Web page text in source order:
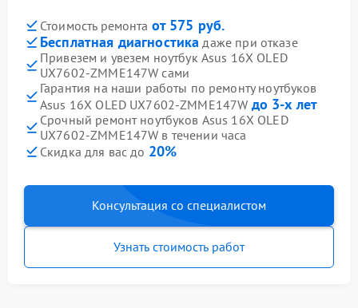
Стоимость ремонта от 575 руб.
Бесплатная диагностика даже при отказе
Привезем и увезем ноутбук Asus 16X OLED
UX7602-ZMME147W сами
Гарантия на наши работы по ремонту ноутбуков
Asus 16X OLED UX7602-ZMME147W до 3-х лет
Срочный ремонт ноутбуков Asus 16X OLED
UX7602-ZMME147W в течении часа
Скидка для вас до 20%
Консультация со специалистом
Узнать стоимость работ